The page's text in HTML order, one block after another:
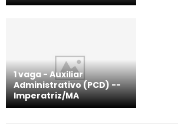
1 vaga - Auxiliar
Administrativo (PCD) -­
Imperatriz/MA